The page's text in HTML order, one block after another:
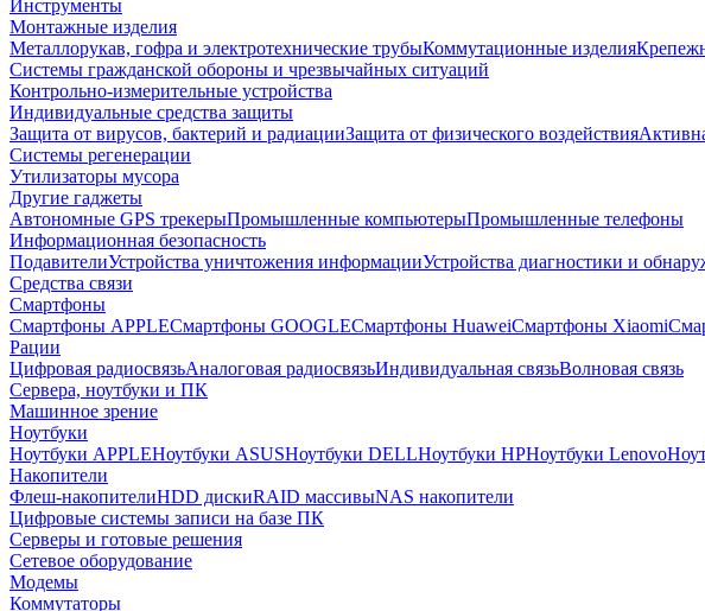
Инструменты
Монтажные изделия
Металлорукав, гофра и электротехнические трубыКоммутационные изделия
Системы гражданской обороны и чрезвычайных ситуаций
Контрольно-измерительные устройства
Индивидуальные средства защиты
Защита от вирусов, бактерий и радиацииЗащита от физического воздействия
Системы регенерации
Утилизаторы мусора
Другие гаджеты
Автономные GPS трекерыПромышленные компьютерыПромышленные телефоны
Информационная безопасность
ПодавителиУстройства уничтожения информацииУстройства диагностики и
Средства связи
Смартфоны
Смартфоны APPLEСмартфоны GOOGLEСмартфоны HuaweiСмартфоны Xiaomi
Рации
Цифровая радиосвязьАналоговая радиосвязьИндивидуальная связьВолновая связь
Сервера, ноутбуки и ПК
Машинное зрение
Ноутбуки
Ноутбуки APPLEНоутбуки ASUSНоутбуки DELLНоутбуки HPНоутбуки Lenovo
Накопители
Флеш-накопителиHDD дискиRAID массивыNAS накопители
Цифровые системы записи на базе ПК
Серверы и готовые решения
Сетевое оборудование
Модемы
Коммутаторы